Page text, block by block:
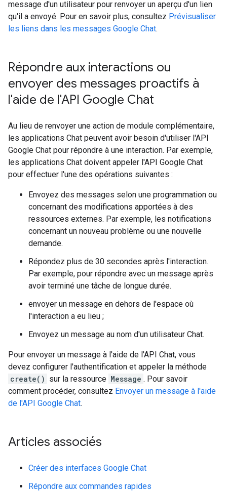
message d'un utilisateur pour renvoyer un aperçu d'un lien
qu'il a envoyé. Pour en savoir plus, consultez Prévisualiser
les liens dans les messages Google Chat.
Répondre aux interactions ou
envoyer des messages proactifs à
l'aide de l'API Google Chat
Au lieu de renvoyer une action de module complémentaire,
les applications Chat peuvent avoir besoin d'utiliser l'API
Google Chat pour répondre à une interaction. Par exemple,
les applications Chat doivent appeler l'API Google Chat
pour effectuer l'une des opérations suivantes :
Envoyez des messages selon une programmation ou
concernant des modifications apportées à des
ressources externes. Par exemple, les notifications
concernant un nouveau problème ou une nouvelle
demande.
Répondez plus de 30 secondes après l'interaction.
Par exemple, pour répondre avec un message après
avoir terminé une tâche de longue durée.
envoyer un message en dehors de l'espace où
l'interaction a eu lieu ;
Envoyez un message au nom d'un utilisateur Chat.
Pour envoyer un message à l'aide de l'API Chat, vous
devez configurer l'authentification et appeler la méthode
create() sur la ressource Message . Pour savoir
comment procéder, consultez Envoyer un message à l'aide
de l'API Google Chat.
Articles associés
Créer des interfaces Google Chat
Répondre aux commandes rapides